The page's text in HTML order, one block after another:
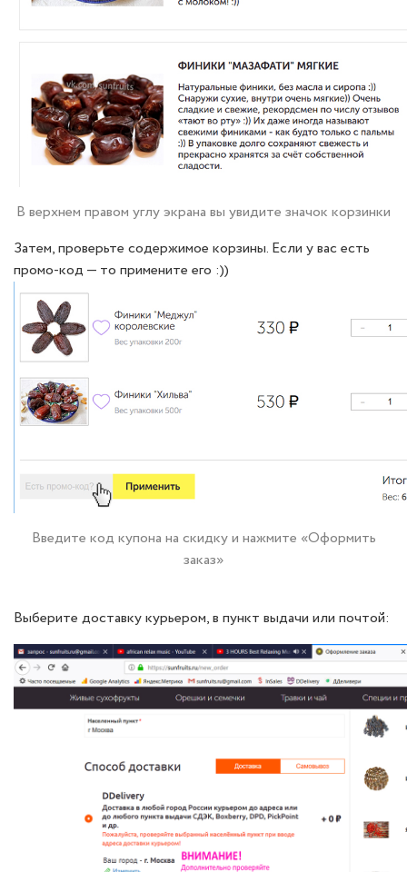
В верхнем правом углу экрана вы увидите значок корзинки
Затем, проверьте содержимое корзины. Если у вас есть
промо-код — то примените его :))
Введите код купона на скидку и нажмите «Оформить
заказ»
Выберите доставку курьером, в пункт выдачи или почтой: